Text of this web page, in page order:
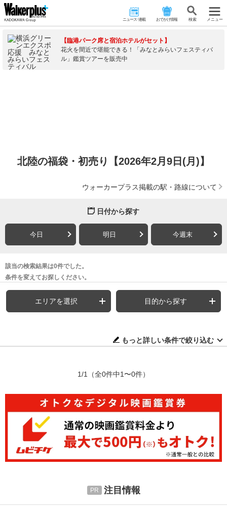
ニュース･連載 おでかけ情報 検 索 メニュー
【臨港パーク席と宿泊ホテルがセット】
花火を間近で堪能できる！「みなとみらいフェスティバ
ル」鑑賞ツアーを販売中
北陸の福袋・初売り【2026年2月9日(月)】
ウォーカープラス掲載の駅・路線について
日付から探す
今日 明日 今週末
該当の検索結果は0件でした。
条件を変えてお探しください。
エリアを選択 目的から探す
もっと詳しい条件で絞り込む
1/1 （全0件中1〜0件）
注目情報